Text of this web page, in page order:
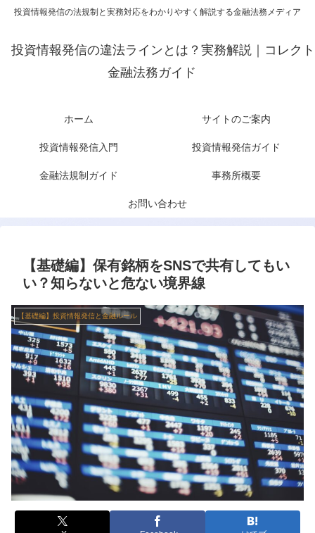
投資情報発信の法規制と実務対応をわかりやすく解説する金融法務メディア
投資情報発信の違法ラインとは？実務解説｜コレクト
金融法務ガイド
ホーム サイトのご案内
投資情報発信入門 投資情報発信ガイド
金融法規制ガイド 事務所概要
お問い合わせ
【基礎編】保有銘柄をSNSで共有してもい
い？知らないと危ない境界線
【基礎編】投資情報発信と金融ルール